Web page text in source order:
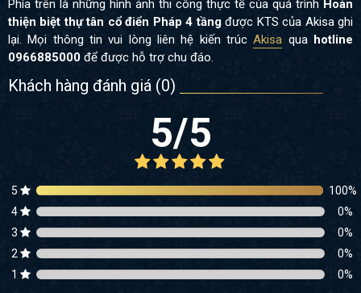
Phía trên là những hình ảnh thi công thực tế của quá trình Hoàn
thiện biệt thự tân cổ điển Pháp 4 tầngđược KTS của Akisa ghi
lại. Mọi thông tin vui lòng liên hệ kiến trúcAkisa qua hotline
0966885000 để được hỗ trợ chu đáo.
Khách hàng đánh giá (0)
5/5
5 100%
4
0%
3
0%
2
0%
1
0%